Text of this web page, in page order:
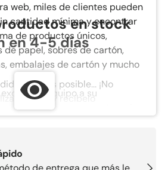
web, miles de clientes pueden
cantidad mínima y encontrar
de productos únicos,
de papel, sobres de cartón,
embalajes de cartón y mucho
equipo a su
ayuda para encontrar el
en stock
en 4-5 días
lo antes posible... ¡No
ahora y recíbelo
domicilio.
momento, desde la recogida